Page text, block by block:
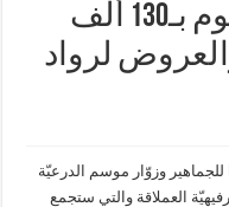
واحة الدرعية تفتتح اليوم بـ130 ألف
لرواد
للجماهير وزوّار موسم الدرعيّة
العملاقة والتي ستجمع